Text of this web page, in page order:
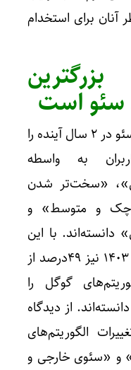
آنان برای استخدام
است
متخصصان سئو ۳ تهدید بزرگ سئو در ۲ سال آینده را
به واسطه
«سخت‌تر شدن
و متوسط» و
دانسته‌اند. با این
وجود مانند سال ۱۴۰۲، در سال ۱۴۰۳ نیز ۴۹درصد از
گوگل را
از دیدگاه
الگوریتم‌های
و «سئوی خارجی و